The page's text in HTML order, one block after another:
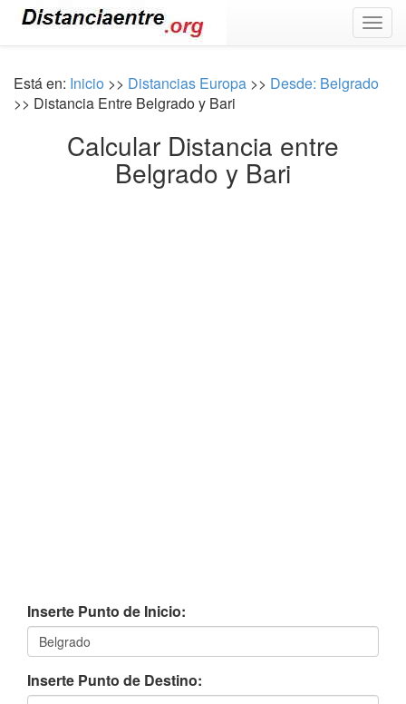
Está en: Inicio >> Distancias Europa >> Desde: Belgrado
>> Distancia Entre Belgrado y Bari
Calcular Distancia entre
Belgrado y Bari
Inserte Punto de Inicio:
Inserte Punto de Destino: